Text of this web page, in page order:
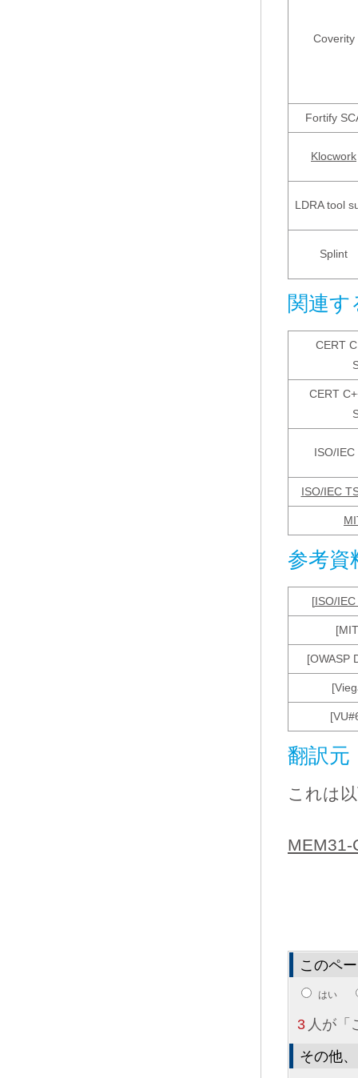
Coverity
Fortify
Klocwork
LDRA tool
Splint
関連
CERT
CERT
ISO/
ISO/IEC
参考資
[ISO/
[OWASP
翻訳元
これは
このペ
はい
3 人が「
その他